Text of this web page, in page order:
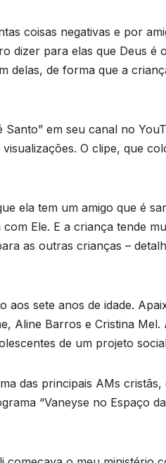
coisas negativas e por
dizer para elas que Deus é
delas, de forma que a
em seu canal no
O clipe, que
ela tem um amigo que é
Ele. E a criança tende
as outras crianças –
aos sete anos de idade.
Aline Barros e Cristina Mel.
de um projeto
das principais AMs
“Vaneyse no Espaço